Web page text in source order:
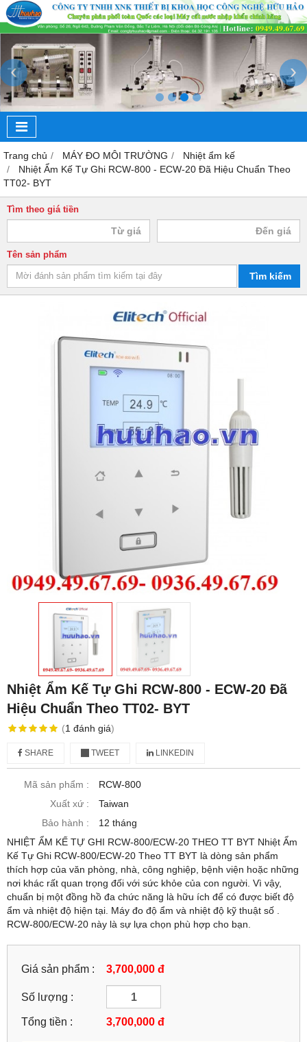
‹ ›
Trang chủ MÁY ĐO MÔI TRƯỜNG
Nhiệt ẩm kế
Nhiệt Ẩm Kế Tự Ghi RCW-800 - ECW-20 Đã Hiệu Chuẩn Theo
TT02- BYT
Tìm theo giá tiền
Tên sản phẩm
Tìm kiếm
Nhiệt Ẩm Kế Tự Ghi RCW-800 - ECW-20 Đã
Hiệu Chuẩn Theo TT02- BYT
(1 đánh giá)
SHARE TWEET LINKEDIN
Mã sản phẩm :
RCW-800
Xuất xứ :
Taiwan
Bảo hành :
12 tháng
NHIỆT ẨM KẾ TỰ GHI RCW-800/ECW-20 THEO TT BYT Nhiệt Ẩm
Kế Tự Ghi RCW-800/ECW-20 Theo TT BYT là dòng sản phẩm
thích hợp của văn phòng, nhà, công nghiệp, bệnh viện hoặc những
nơi khác rất quan trọng đối với sức khỏe của con người. Vì vậy,
chuẩn bị một đồng hồ đa chức năng là hữu ích để có được biết độ
ẩm và nhiệt độ hiện tại. Máy đo độ ẩm và nhiệt độ kỹ thuật số .
RCW-800/ECW-20 này là sự lựa chọn phù hợp cho bạn.
Giá sản phẩm : 3,700,000 đ
Số lượng :
Tổng tiền : 3,700,000 đ